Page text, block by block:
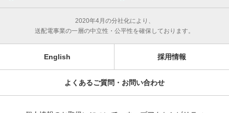
2020年4月の分社化により、
送配電事業の一層の中立性・公平性を確保しております。
English 採用情報
よくあるご質問・お問い合わせ